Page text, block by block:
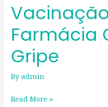
Farmácia
Gripe
Byadmin
Read More »